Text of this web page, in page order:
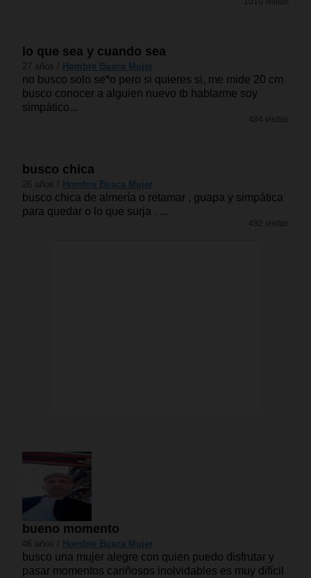
lo que sea y cuando sea
27 años / Hombre Busca Mujer
no busco solo se*o pero si quieres si, me mide 20 cm
busco conocer a alguien nuevo tb hablarme soy
simpático...
484 visitas
busco chica
26 años / Hombre Busca Mujer
busco chica de almería o retamar , guapa y simpática
para quedar o lo que surja . ...
492 visitas
bueno momento
46 años / Hombre Busca Mujer
busco una mujer alegre con quien puedo disfrutar y
pasar momentos cariñosos inolvidables es muy difícil